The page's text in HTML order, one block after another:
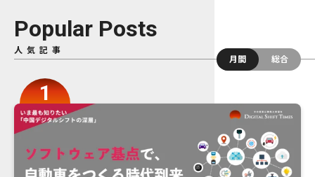
Popular Posts
人気記事
月間
総合